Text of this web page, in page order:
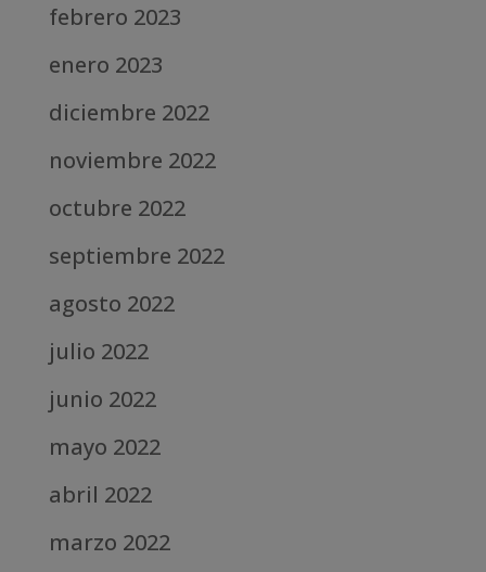
febrero 2023
enero 2023
diciembre 2022
noviembre 2022
octubre 2022
septiembre 2022
agosto 2022
julio 2022
junio 2022
mayo 2022
abril 2022
marzo 2022